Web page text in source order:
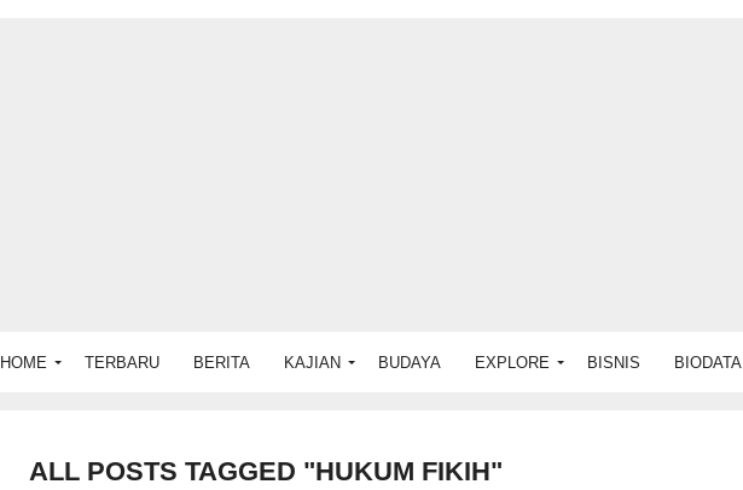
HOME TERBARU BERITA KAJIAN BUDAYA EXPLORE BISNIS BIODATA
ALL POSTS TAGGED "HUKUM FIKIH"